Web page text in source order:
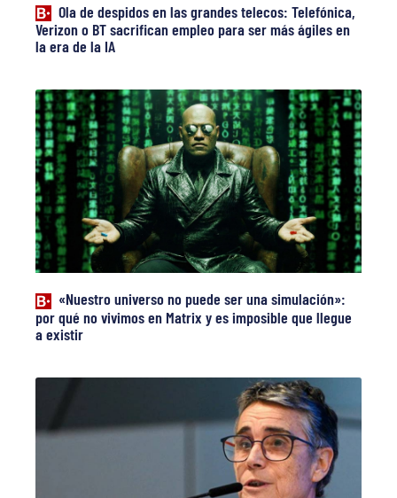
Ola de despidos en las grandes telecos: Telefónica,
Verizon o BT sacrifican empleo para ser más ágiles en
la era de la IA
«Nuestro universo no puede ser una simulación»:
por qué no vivimos en Matrix y es imposible que llegue
a existir